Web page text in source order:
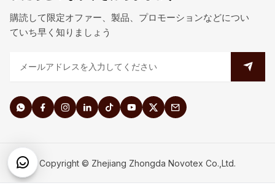
購読して限定オファー、製品、プロモーションなどについ
ていち早く知りましょう
Copyright © Zhejiang Zhongda Novotex Co.,Ltd.